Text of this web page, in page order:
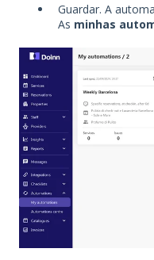
Guardar. A
As minhas